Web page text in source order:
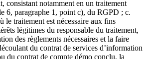
consistant notamment en un traitement
6, paragraphe 1, point c), du RGPD ; c.
le traitement est nécessaire aux fins
légitimes du responsable du traitement,
des règlements nécessaires et la faire
du contrat de services d’information
du contrat de compte démo conclu, la